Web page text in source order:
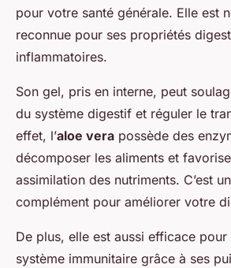
pour votre santé générale. Elle est
reconnue pour ses propriétés
inflammatoires.
Son gel, pris en interne, peut
du système digestif et réguler le
effet, l’aloe vera possède des
décomposer les aliments et
assimilation des nutriments. C’est
complément pour améliorer votre
De plus, elle est aussi efficace
système immunitaire grâce à ses